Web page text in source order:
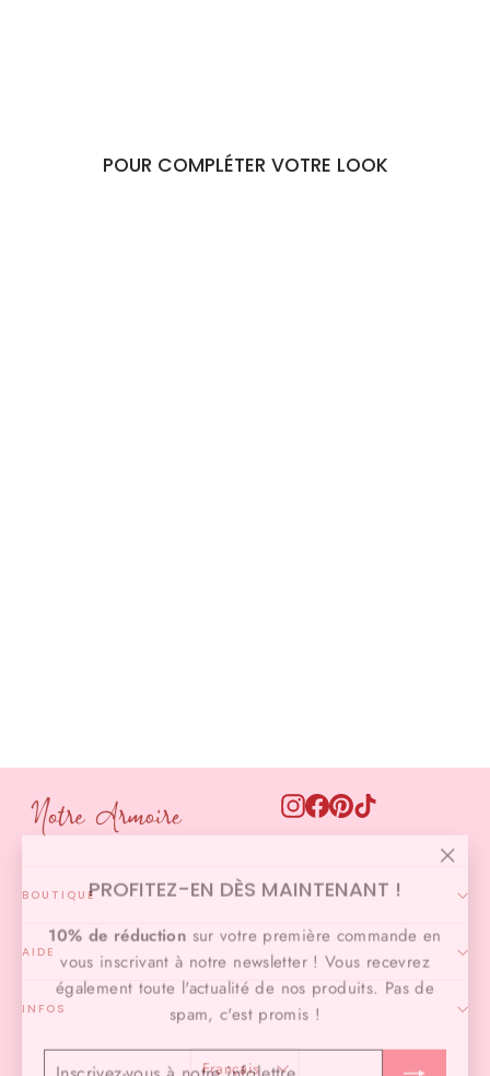
PROFITEZ-EN DÈS MAINTENANT !
vous inscrivant à notre newsletter ! Vous recevrez
également toute l'actualité de nos produits. Pas de
spam, c'est promis !
VOUS
(Esc)"
POUR COMPLÉTER VOTRE LOOK
Instagram
Facebook
Pinterest
TikTok
BOUTIQUE
AIDE
INFOS
LANGUE
Français